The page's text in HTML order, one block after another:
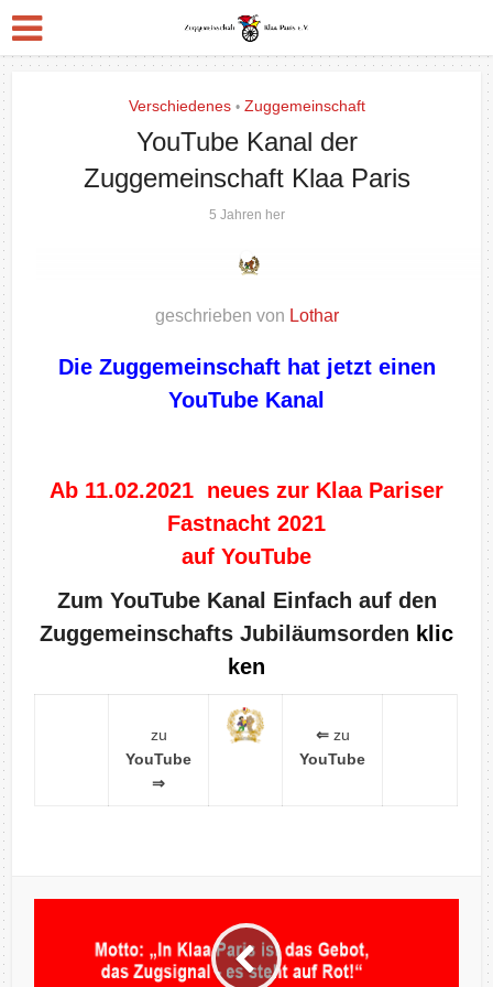
Verschiedenes • Zuggemeinschaft
YouTube Kanal der
Zuggemeinschaft Klaa Paris
5 Jahren her
geschrieben von Lothar
Die Zuggemeinschaft hat jetzt einen
YouTube Kanal
Ab 11.02.2021 neues zur Klaa Pariser
Fastnacht 2021
auf YouTube
Zum YouTube Kanal Einfach auf den
Zuggemeinschafts Jubiläumsorden klic
ken
zu
YouTube
⇒
⇐zu
YouTube